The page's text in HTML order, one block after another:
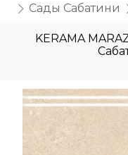
Сады Сабатини
KERAMA